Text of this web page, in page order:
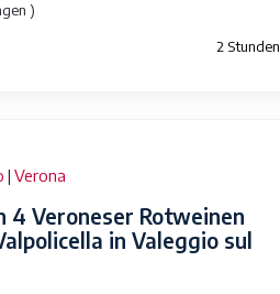
)
2 Stunden
| Verona
4 Veroneser Rotweinen
in Valeggio sul